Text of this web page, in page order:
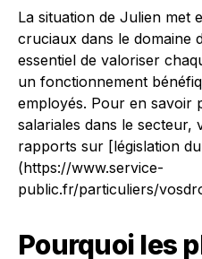
La situation de Julien met
cruciaux dans le domaine
essentiel de valoriser
un fonctionnement
employés. Pour en savoir
salariales dans le
rapports sur [législation
(https://www.service-
public.fr/particuliers/
Pourquoi les